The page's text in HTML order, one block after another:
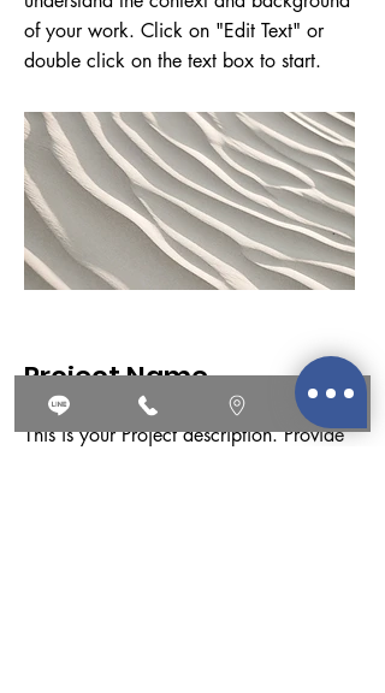
of your work. Click on "Edit Text" or
double click on the text box to start.
Project Name
This is your Project description. Provide